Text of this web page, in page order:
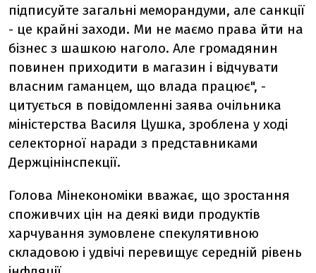
підписуйте загальні меморандуми, але санкції
- це крайні заходи. Ми не маємо права йти на
бізнес з шашкою наголо. Але громадянин
повинен приходити в магазин і відчувати
власним гаманцем, що влада працює", -
цитується в повідомленні заява очільника
міністерства Василя Цушка, зроблена у ході
селекторної наради з представниками
Держцінінспекції.
Голова Мінекономіки вважає, що зростання
споживчих цін на деякі види продуктів
харчування зумовлене спекулятивною
складовою і удвічі перевищує середній рівень